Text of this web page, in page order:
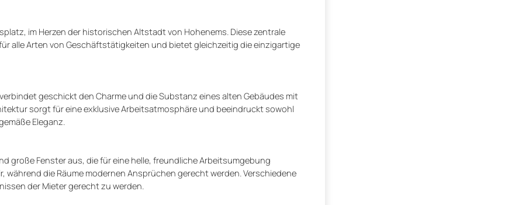
im Herzen der historischen Altstadt von Hohenems. Diese zentrale
alle Arten von Geschäftstätigkeiten und bietet gleichzeitig die einzigartige
geschickt den Charme und die Substanz eines alten Gebäudes mit
sorgt für eine exklusive Arbeitsatmosphäre und beeindruckt sowohl
Eleganz.
große Fenster aus, die für eine helle, freundliche Arbeitsumgebung
die Räume modernen Ansprüchen gerecht werden. Verschiedene
der Mieter gerecht zu werden.